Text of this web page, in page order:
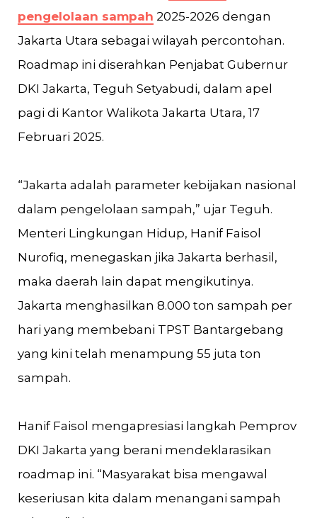
pengelolaan sampah 2025-2026 dengan
Jakarta Utara sebagai wilayah percontohan.
Roadmap ini diserahkan Penjabat Gubernur
DKI Jakarta, Teguh Setyabudi, dalam apel
pagi di Kantor Walikota Jakarta Utara, 17
Februari 2025.
“Jakarta adalah parameter kebijakan nasional
dalam pengelolaan sampah,” ujar Teguh.
Menteri Lingkungan Hidup, Hanif Faisol
Nurofiq, menegaskan jika Jakarta berhasil,
maka daerah lain dapat mengikutinya.
Jakarta menghasilkan 8.000 ton sampah per
hari yang membebani TPST Bantargebang
yang kini telah menampung 55 juta ton
sampah.
Hanif Faisol mengapresiasi langkah Pemprov
DKI Jakarta yang berani mendeklarasikan
roadmap ini. “Masyarakat bisa mengawal
keseriusan kita dalam menangani sampah